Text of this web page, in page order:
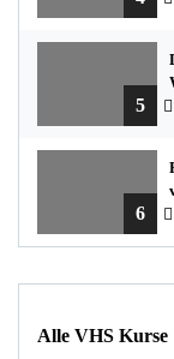
5
6
Alle VHS Kurse